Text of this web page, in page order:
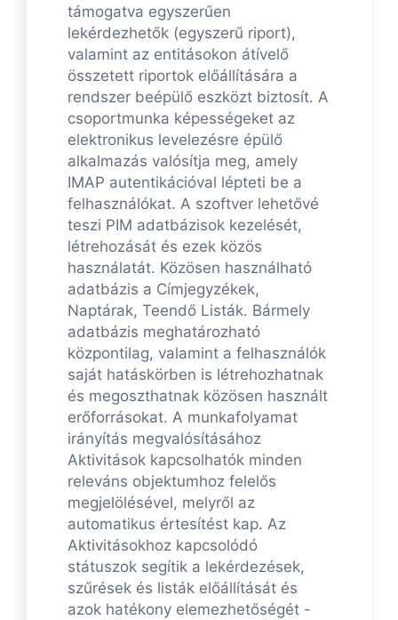
támogatva egyszerűen
lekérdezhetők (egyszerű riport),
valamint az entitásokon átívelő
összetett riportok előállítására a
rendszer beépülő eszközt biztosít. A
csoportmunka képességeket az
elektronikus levelezésre épülő
alkalmazás valósítja meg, amely
IMAP autentikációval lépteti be a
felhasználókat. A szoftver lehetővé
teszi PIM adatbázisok kezelését,
létrehozását és ezek közös
használatát. Közösen használható
adatbázis a Címjegyzékek,
Naptárak, Teendő Listák. Bármely
adatbázis meghatározható
központilag, valamint a felhasználók
saját hatáskörben is létrehozhatnak
és megoszthatnak közösen használt
erőforrásokat. A munkafolyamat
irányítás megvalósításához
Aktivitások kapcsolhatók minden
releváns objektumhoz felelős
megjelölésével, melyről az
automatikus értesítést kap. Az
Aktivitásokhoz kapcsolódó
státuszok segítik a lekérdezések,
szűrések és listák előállítását és
azok hatékony elemezhetőségét -